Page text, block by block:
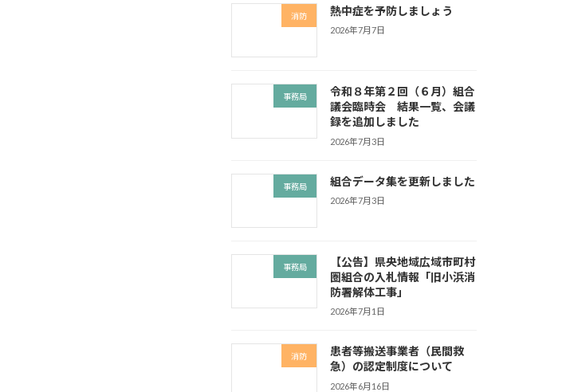
消防 熱中症を予防しましょう
2026年7月7日
事務局
令和８年第２回（６月）組合
議会臨時会 結果一覧、会議
録を追加しました
2026年7月3日
事務局 組合データ集を更新しました
2026年7月3日
事務局
【公告】県央地域広域市町村
圏組合の入札情報「旧小浜消
防署解体工事」
2026年7月1日
消防
患者等搬送事業者（民間救
急）の認定制度について
2026年6月16日